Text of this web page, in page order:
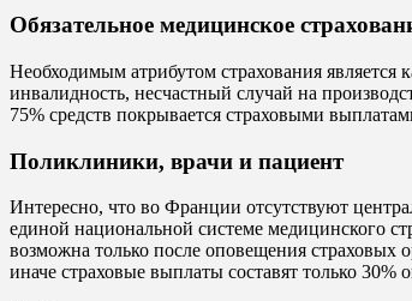
Обязательное медицинское
Необходимым атрибутом страхования является
инвалидность, несчастный случай на
75% средств покрывается страховыми
Поликлиники, врачи и пациент
Интересно, что во Франции отсутствуют
единой национальной системе медицинского
возможна только после оповещения страховых
иначе страховые выплаты составят только 30%